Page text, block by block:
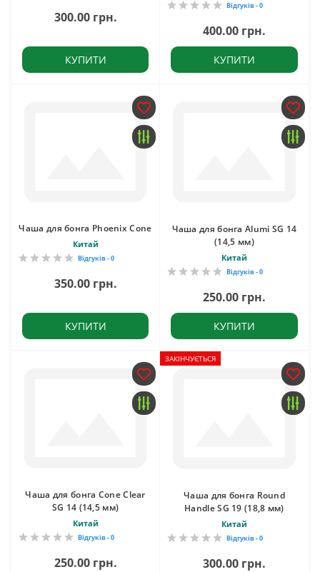
300.00 грн.
КУПИТИ
Відгуків - 0
400.00 грн.
КУПИТИ
Чаша для бонга Phoenix Cone
Китай
Відгуків - 0
350.00 грн.
КУПИТИ
Чаша для бонга Alumi SG 14
(14,5 мм)
Китай
Відгуків - 0
250.00 грн.
КУПИТИ
Чаша для бонга Cone Clear
SG 14 (14,5 мм)
Китай
Відгуків - 0
250.00 грн.
ЗАКІНЧУЄТЬСЯ
Чаша для бонга Round
Handle SG 19 (18,8 мм)
Китай
Відгуків - 0
300.00 грн.